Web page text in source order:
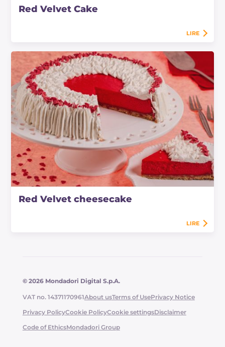
Red Velvet Cake
LIRE
Red Velvet cheesecake
LIRE
© 2026 Mondadori Digital S.p.A.
VAT no. 14371170961About usTerms of UsePrivacy Notice
Privacy PolicyCookie PolicyCookie settingsDisclaimer
Code of EthicsMondadori Group